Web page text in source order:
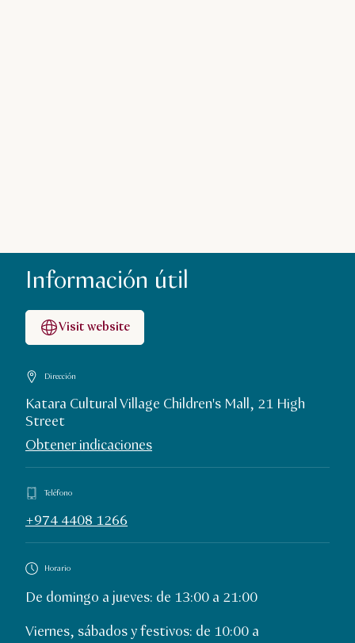
Información útil
Visit website
Dirección
Katara Cultural Village Children's Mall, 21 High
Street
Obtener indicaciones
Teléfono
+974 4408 1266
Horario
De domingo a jueves: de 13:00 a 21:00
Viernes, sábados y festivos: de 10:00 a